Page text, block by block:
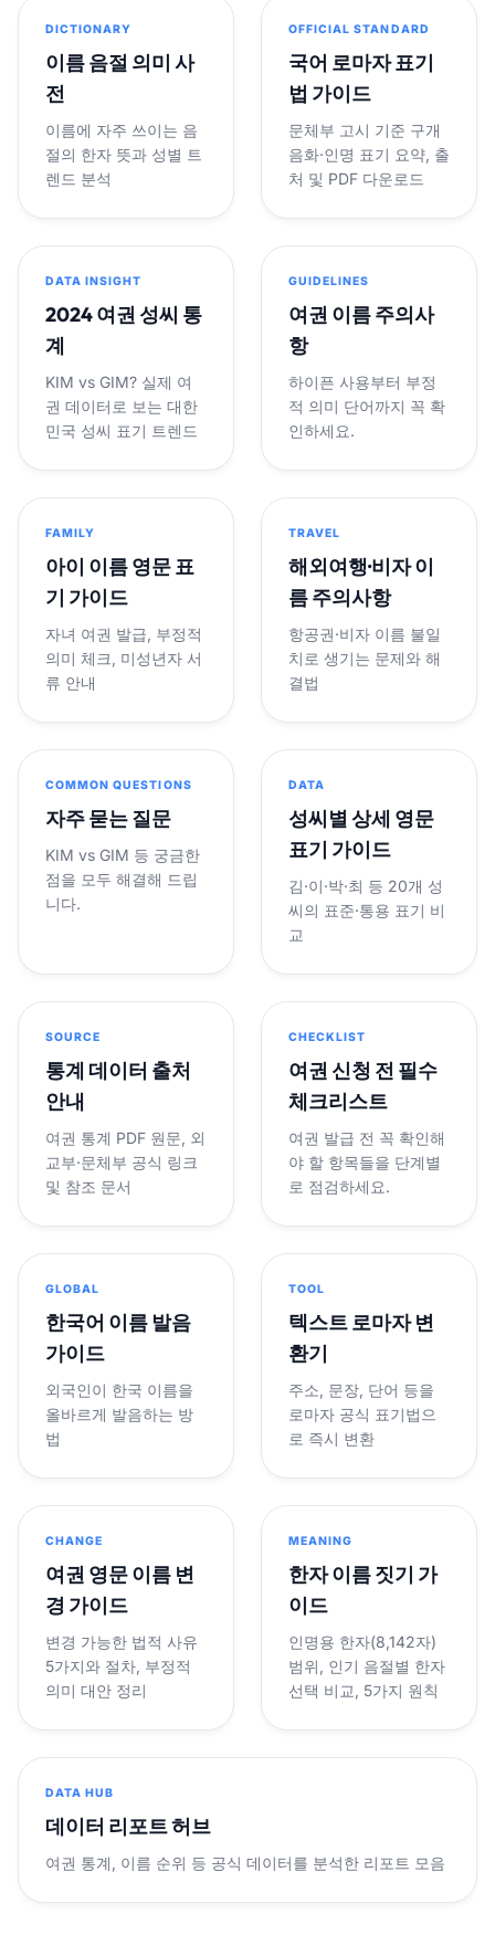
DICTIONARY
이름 음절 의미 사
전
이름에 자주 쓰이는 음
절의 한자 뜻과 성별 트
렌드 분석
OFFICIAL STANDARD
국어 로마자 표기
법 가이드
문체부 고시 기준 구개
음화·인명 표기 요약, 출
처 및 PDF 다운로드
DATA INSIGHT
2024 여권 성씨 통
계
KIM vs GIM? 실제 여
권 데이터로 보는 대한
민국 성씨 표기 트렌드
GUIDELINES
여권 이름 주의사
항
하이픈 사용부터 부정
적 의미 단어까지 꼭 확
인하세요.
FAMILY
아이 이름 영문 표
기 가이드
자녀 여권 발급, 부정적
의미 체크, 미성년자 서
류 안내
TRAVEL
해외여행·비자 이
름 주의사항
항공권·비자 이름 불일
치로 생기는 문제와 해
결법
COMMON QUESTIONS
자주 묻는 질문
KIM vs GIM 등 궁금한
점을 모두 해결해 드립
니다.
DATA
성씨별 상세 영문
표기 가이드
김·이·박·최 등 20개 성
씨의 표준·통용 표기 비
교
SOURCE
통계 데이터 출처
안내
여권 통계 PDF 원문, 외
교부·문체부 공식 링크
및 참조 문서
CHECKLIST
여권 신청 전 필수
체크리스트
여권 발급 전 꼭 확인해
야 할 항목들을 단계별
로 점검하세요.
GLOBAL
한국어 이름 발음
가이드
외국인이 한국 이름을
올바르게 발음하는 방
법
TOOL
텍스트 로마자 변
환기
주소, 문장, 단어 등을
로마자 공식 표기법으
로 즉시 변환
CHANGE
여권 영문 이름 변
경 가이드
변경 가능한 법적 사유
5가지와 절차, 부정적
의미 대안 정리
MEANING
한자 이름 짓기 가
이드
인명용 한자(8,142자)
범위, 인기 음절별 한자
선택 비교, 5가지 원칙
DATA HUB
데이터 리포트 허브
여권 통계, 이름 순위 등 공식 데이터를 분석한 리포트 모음